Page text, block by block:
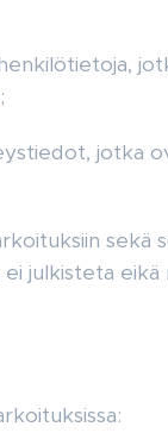
jotka
sekä
julkisteta eikä